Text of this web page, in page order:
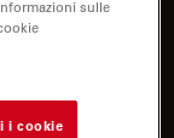
o di
sulle
i cookie